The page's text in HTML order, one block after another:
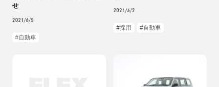
せ
2021/6/5
自動車
2021/3/2
採用 自動車